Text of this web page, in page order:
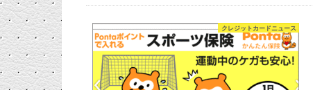
クレジットカードニュース